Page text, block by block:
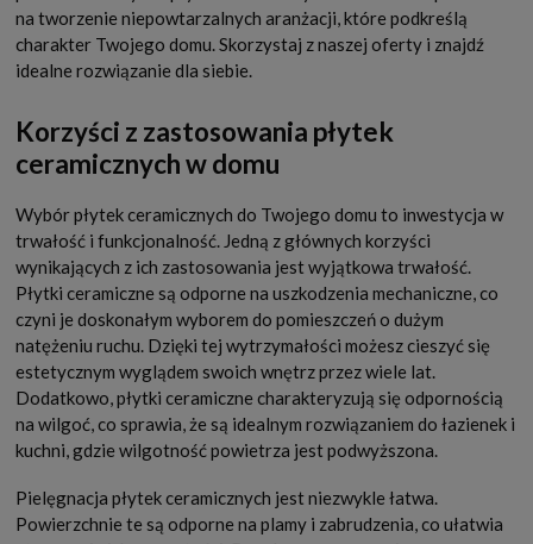
na tworzenie niepowtarzalnych aranżacji, które podkreślą
charakter Twojego domu. Skorzystaj z naszej oferty i znajdź
idealne rozwiązanie dla siebie.
Korzyści z zastosowania płytek
ceramicznych w domu
Wybór płytek ceramicznych do Twojego domu to inwestycja w
trwałość i funkcjonalność. Jedną z głównych korzyści
wynikających z ich zastosowania jest wyjątkowa trwałość.
Płytki ceramiczne są odporne na uszkodzenia mechaniczne, co
czyni je doskonałym wyborem do pomieszczeń o dużym
natężeniu ruchu. Dzięki tej wytrzymałości możesz cieszyć się
estetycznym wyglądem swoich wnętrz przez wiele lat.
Dodatkowo, płytki ceramiczne charakteryzują się odpornością
na wilgoć, co sprawia, że są idealnym rozwiązaniem do łazienek i
kuchni, gdzie wilgotność powietrza jest podwyższona.
Pielęgnacja płytek ceramicznych jest niezwykle łatwa.
Powierzchnie te są odporne na plamy i zabrudzenia, co ułatwia